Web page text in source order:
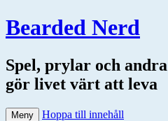
Bearded Nerd
Spel, prylar och
gör livet värt att leva
Meny Hoppa till innehåll